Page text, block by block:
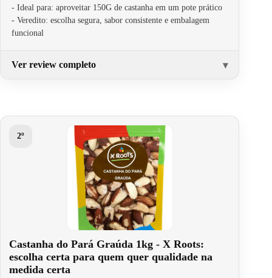
- Ideal para: aproveitar 150G de castanha em um pote prático
- Veredito: escolha segura, sabor consistente e embalagem
funcional
Ver review completo
2º
Castanha do Pará Graúda 1kg - X Roots:
escolha certa para quem quer qualidade na
medida certa